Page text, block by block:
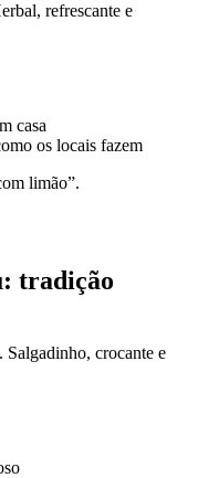
refrescante e
casa
os locais fazem
limão”.
tradição
Salgadinho, crocante e